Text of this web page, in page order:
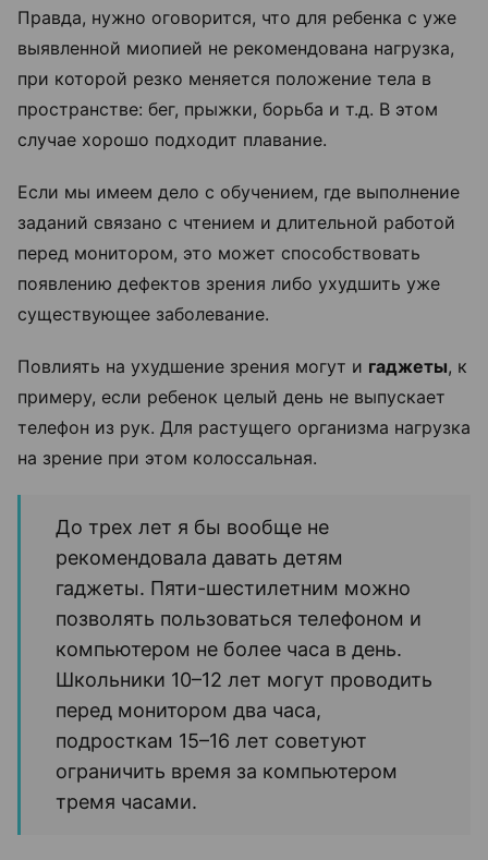
Правда, нужно оговорится, что для ребенка с уже
выявленной миопией не рекомендована нагрузка,
при которой резко меняется положение тела в
пространстве: бег, прыжки, борьба и т.д. В этом
случае хорошо подходит плавание.
Если мы имеем дело с обучением, где выполнение
заданий связано с чтением и длительной работой
перед монитором, это может способствовать
появлению дефектов зрения либо ухудшить уже
существующее заболевание.
Повлиять на ухудшение зрения могут и гаджеты, к
примеру, если ребенок целый день не выпускает
телефон из рук. Для растущего организма нагрузка
на зрение при этом колоссальная.
До трех лет я бы вообще не
рекомендовала давать детям
гаджеты. Пяти-шестилетним можно
позволять пользоваться телефоном и
компьютером не более часа в день.
Школьники 10–12 лет могут проводить
перед монитором два часа,
подросткам 15–16 лет советуют
ограничить время за компьютером
тремя часами.